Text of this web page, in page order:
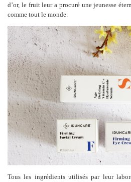
d’or, le fruit leur a procuré une jeunesse
comme tout le monde.
Tous les ingrédients utilisés par leur